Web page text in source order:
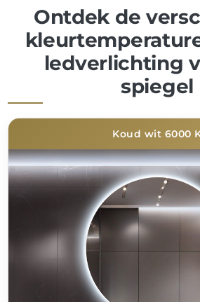
Ontdek de
ledverlichting
spiegel
Koud wit 6000